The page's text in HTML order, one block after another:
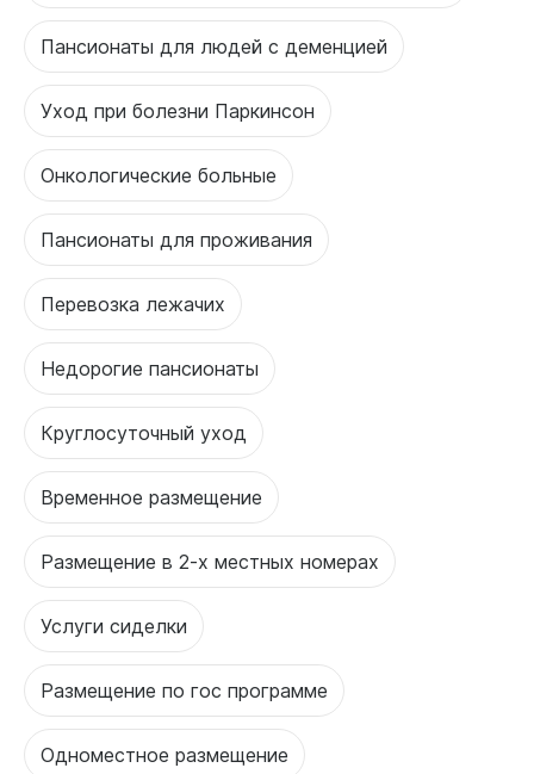
Пансионаты для людей с деменцией
Уход при болезни Паркинсон
Онкологические больные
Пансионаты для проживания
Перевозка лежачих
Недорогие пансионаты
Круглосуточный уход
Временное размещение
Размещение в 2-х местных номерах
Услуги сиделки
Размещение по гос программе
Одноместное размещение